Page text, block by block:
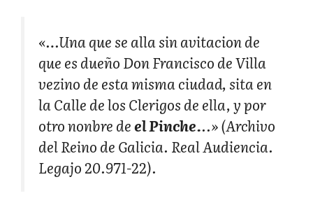
«…Una que se alla sin avitacion de
que es dueño Don Francisco de Villa
vezino de esta misma ciudad, sita en
la Calle de los Clerigos de ella, y por
otro nonbre deel Pinche...» (Archivo
del Reino de Galicia. Real Audiencia.
Legajo 20.971-22).